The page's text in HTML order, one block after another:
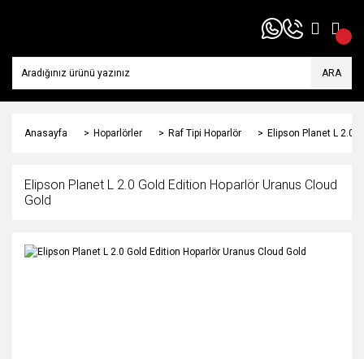
ARA
Anasayfa Hoparlörler Raf Tipi Hoparlör Elipson Planet L 2.0
Elipson Planet L 2.0 Gold Edition Hoparlör Uranus Cloud
Gold